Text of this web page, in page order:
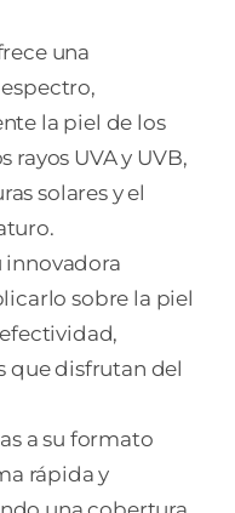
una
la piel de los
rayos UVA y UVB,
solares y el
innovadora
sobre la piel
que disfrutan del
a su formato
rápida y